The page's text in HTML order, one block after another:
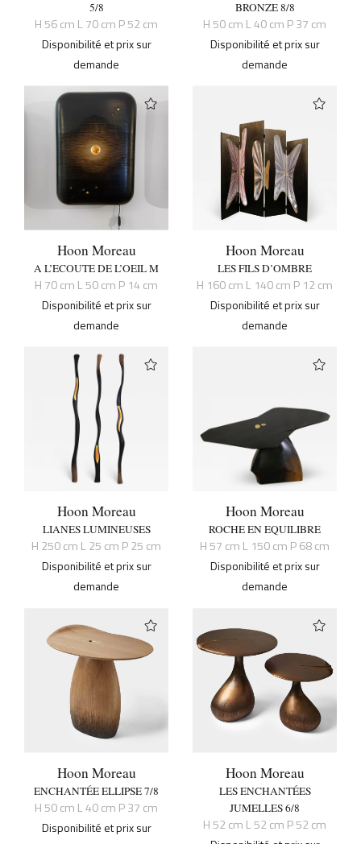
5/8
H 56 cm L 70 cm P 52 cm
Disponibilité et prix sur
demande
BRONZE 8/8
H 50 cm L 40 cm P 37 cm
Disponibilité et prix sur
demande
Hoon Moreau
A L’ECOUTE DE L’OEIL M
H 70 cm L 50 cm P 14 cm
Disponibilité et prix sur
demande
Hoon Moreau
LES FILS D’OMBRE
H 160 cm L 140 cm P 12 cm
Disponibilité et prix sur
demande
Hoon Moreau
LIANES LUMINEUSES
H 250 cm L 25 cm P 25 cm
Disponibilité et prix sur
demande
Hoon Moreau
ROCHE EN EQUILIBRE
H 57 cm L 150 cm P 68 cm
Disponibilité et prix sur
demande
Hoon Moreau
ENCHANTÉE ELLIPSE 7/8
H 50 cm L 40 cm P 37 cm
Disponibilité et prix sur
Hoon Moreau
LES ENCHANTÉES
JUMELLES 6/8
H 52 cm L 52 cm P 52 cm